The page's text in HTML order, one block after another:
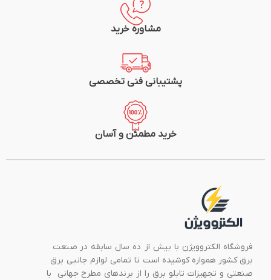
مشاوره خرید
پشتیبانی فنی تخصصی
خرید مطمئن و آسان
فروشگاه الکتروویژن با بیش از ده سال سابقه در صنعت
برق کشور همواره کوشیده است تا تمامی لوازم جانبی برق
صنعتی و تجهیزات تابلو برق را از برندهای مطرح جهانی با